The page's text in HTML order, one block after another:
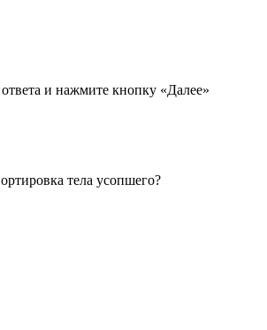
и нажмите кнопку «Далее»
тела усопшего?